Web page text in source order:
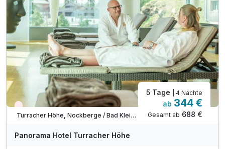
inkl. romantische Zimmerdekoration
inkl. Prosecco und Käsevariation auf dem Zimmer
Wieder frei ab September
Turracher Höhe, Nockberge / Bad Kleinkirchheim
5 Tage | 4 Nächte
ab 344 €
Gesamt ab 688 €
Panorama Hotel Turracher Höhe